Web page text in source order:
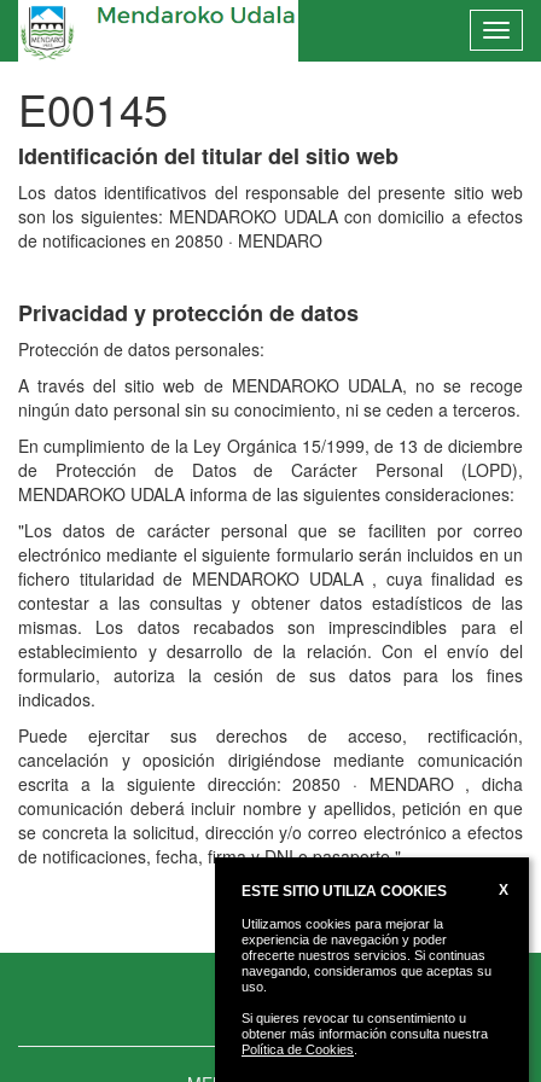
E00145
Identificación del titular del sitio web
Los datos identificativos del responsable del presente sitio web
son los siguientes: MENDAROKO UDALAcon domicilio a efectos
de notificaciones en 20850 · MENDARO
Privacidad y protección de datos
Protección de datos personales:
A través del sitio web de MENDAROKO UDALA, no se recoge
ningún dato personal sin su conocimiento, ni se ceden a terceros.
En cumplimiento de la Ley Orgánica 15/1999, de 13 de diciembre
de Protección de Datos de Carácter Personal (LOPD),
MENDAROKO UDALA informa de las siguientes consideraciones:
"Los datos de carácter personal que se faciliten por correo
electrónico mediante el siguiente formulario serán incluidos en un
fichero titularidad de MENDAROKO UDALA, cuya finalidad es
contestar a las consultas y obtener datos estadísticos de las
mismas. Los datos recabados son imprescindibles para el
establecimiento y desarrollo de la relación. Con el envío del
formulario, autoriza la cesión de sus datos para los fines
indicados.
Puede ejercitar sus derechos de acceso, rectificación,
cancelación y oposición dirigiéndose mediante comunicación
escrita a la siguiente dirección:20850 · MENDARO, dicha
comunicación deberá incluir nombre y apellidos, petición en que
se concreta la solicitud, dirección y/o correo electrónico a efectos
de notificaciones, fecha, firma y DNI o pasaporte."
ESTE SITIO UTILIZA COOKIES X
Utilizamos cookies para mejorar la
experiencia de navegación y poder
ofrecerte nuestros servicios. Si continuas
navegando, consideramos que aceptas su
uso.
Si quieres revocar tu consentimiento u
obtener más información consulta nuestra
Política de Cookies